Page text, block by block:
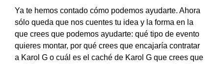
Ya te hemos contado cómo podemos ayudarte. Ahora
sólo queda que nos cuentes tu idea y la forma en la
que crees que podemos ayudarte: qué tipo de evento
quieres montar, por qué crees que encajaría contratar
a Karol G o cuál es el caché de Karol G que crees que